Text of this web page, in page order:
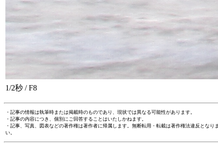
1/2秒 / F8
・記事の情報は執筆時または掲載時のものであり、現状では異なる可能性があります。
・記事の内容につき、個別にご回答することはいたしかねます。
・記事、写真、図表などの著作権は著作者に帰属します。無断転用・転載は著作権法違反とな
い。